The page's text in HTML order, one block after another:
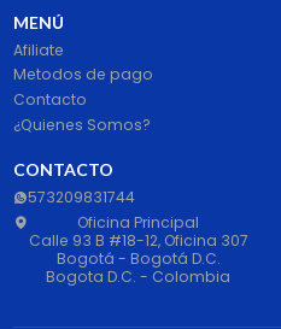
MENÚ
Afiliate
Metodos de pago
Contacto
¿Quienes Somos?
CONTACTO
573209831744
Oficina Principal
Calle 93 B #18-12, Oficina 307
Bogotá - Bogotá D.C.
Bogota D.C. - Colombia